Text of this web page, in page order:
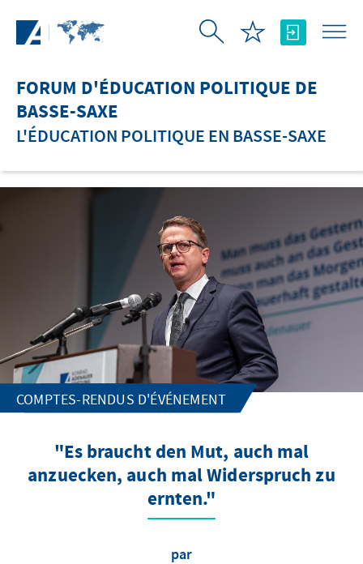
FORUM D'ÉDUCATION POLITIQUE DE
BASSE-SAXE
L'ÉDUCATION POLITIQUE EN BASSE-SAXE
COMPTES-RENDUS D'ÉVÉNEMENT
"Es braucht den Mut, auch mal
anzuecken, auch mal Widerspruch zu
ernten."
par